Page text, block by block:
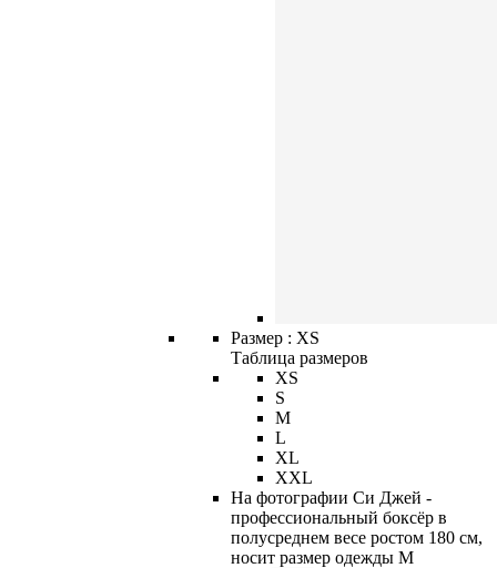
Размер : XS
Таблица размеров
XS
S
M
L
XL
XXL
На фотографии Си Джей -
профессиональный боксёр в
полусреднем весе ростом 180 см,
носит размер одежды M